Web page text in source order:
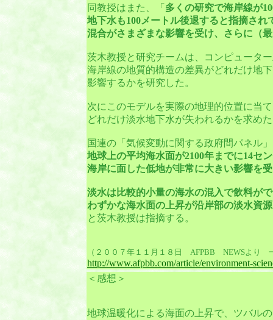
同教授はまた、「 多くの研究で海岸線が
地下水も100メートル後退すると指摘され
混合がさまざまな影響を受け、さらに（
茨木教授と研究チームは、コンピュータ
海岸線の地質的構造の差異がどれだけ地
影響するかを研究した。
次にこのモデルを実際の地理的位置に当
どれだけ淡水地下水が失われるかを求め
国連の「気候変動に関する政府間パネル
地球上の平均海水面が2100年までに14セ
海岸に面した低地が非常に大きい影響を
淡水は比較的小量の海水の混入で飲料が
わずかな海水面の上昇が沿岸部の淡水資
と茨木教授は指摘する。
（２００７年１１月１８日 AFPBB NEWSより
http://www.afpbb.com/article/environment-
＜感想＞
地球温暖化による海面の上昇で、ツバル